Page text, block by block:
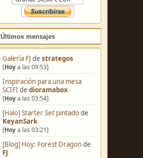
Últimos mensajes
Galería FJ de strategos
[Hoya las 09:53]
Inspiración para una mesa
SCIFI de dioramabox
[Hoya las 03:54]
[Halo] Starter Set pintadode
KeyanSark
[Hoya las 03:21]
[Blog] Hoy: Forest Dragonde
FJ